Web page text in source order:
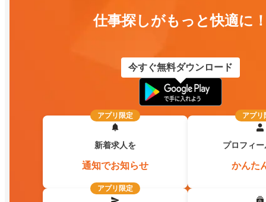
仕事探しがもっと快適に
今すぐ無料ダウンロード
アプリ限定
新着求人を
通知でお知らせ
アプリ
プロフィ
かんた
アプリ限定